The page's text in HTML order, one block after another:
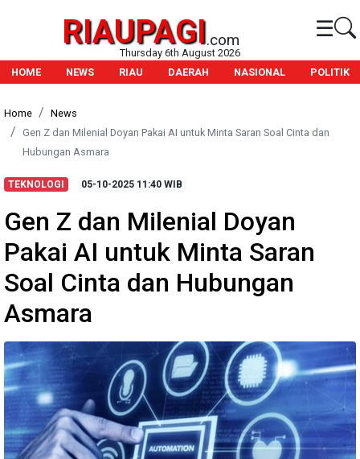
RIAUPAGI.com ☰
Thursday 6th August 2026
HOME
NEWS RIAU DAERAH NASIONAL POLITIK
Home
News
Gen Z dan Milenial Doyan Pakai AI untuk Minta Saran Soal Cinta dan
Hubungan Asmara
TEKNOLOGI 05-10-2025 11:40 WIB
Gen Z dan Milenial Doyan
Pakai AI untuk Minta Saran
Soal Cinta dan Hubungan
Asmara